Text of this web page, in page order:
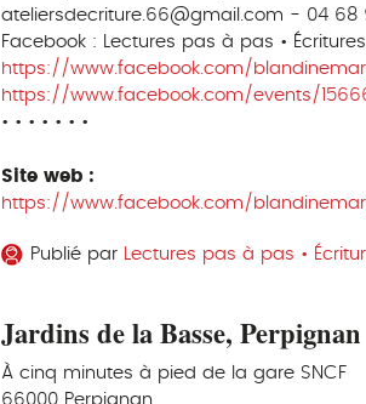
ateliersdecriture.66@gmail.com - 04 68
Facebook : Lectures pas à pas •
https://www.facebook.com/
https://www.facebook.com/events/
• • • • • • •
Site web :
https://www.facebook.com/
Publié par Lectures pas à pas •
Jardins de la Basse, Perpignan
À cinq minutes à pied de la gare SNCF
66000 Perpignan